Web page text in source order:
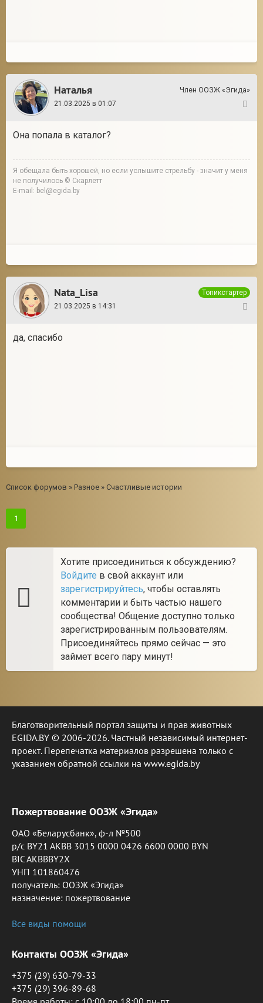
Наталья
Член ООЗЖ «Эгида»
21.03.2025 в 01:07
Она попала в каталог?
Я обещала быть хорошей, но если услышите стрельбу - значит у меня
не получилось © Скарлетт
E-mail: bel@egida.by
Nata_Lisa
Топикстартер
21.03.2025 в 14:31
да, спасибо
Список форумов » Разное » Счастливые истории
1
Хотите присоединиться к обсуждению?
Войдите в свой аккаунт или
зарегистрируйтесь, чтобы оставлять
комментарии и быть частью нашего
сообщества! Общение доступно только
зарегистрированным пользователям.
Присоединяйтесь прямо сейчас — это
займет всего пару минут!
Благотворительный портал защиты и прав животных
EGIDA.BY © 2006-2026. Частный независимый интернет-
проект. Перепечатка материалов разрешена только с
указанием обратной ссылки на www.egida.by
Пожертвование ООЗЖ «Эгида»
ОАО «Беларусбанк», ф-л №500
р/с BY21 AKBB 3015 0000 0426 6600 0000 BYN
BIC AKBBBY2X
УНП 101860476
получатель: ООЗЖ «Эгида»
назначение: пожертвование
Все виды помощи
Контакты ООЗЖ «Эгида»
+375 (29) 630-79-33
+375 (29) 396-89-68